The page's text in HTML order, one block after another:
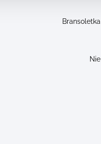
Bransoletka
Nie